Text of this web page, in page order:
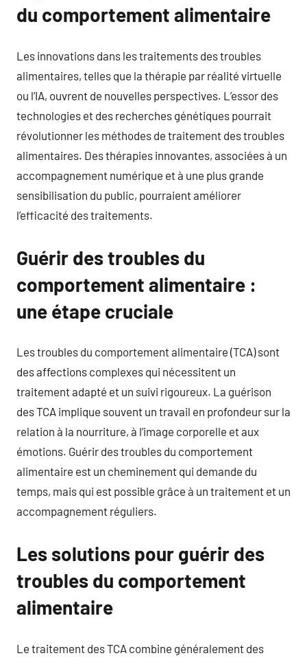
du comportement alimentaire
Les innovations dans les traitements des troubles
alimentaires, telles que la thérapie par réalité virtuelle
ou l’IA, ouvrent de nouvelles perspectives. L’essor des
technologies et des recherches génétiques pourrait
révolutionner les méthodes de traitement des troubles
alimentaires. Des thérapies innovantes, associées à un
accompagnement numérique et à une plus grande
sensibilisation du public, pourraient améliorer
l’efficacité des traitements.
Guérir des troubles du
comportement alimentaire :
une étape cruciale
Les troubles du comportement alimentaire (TCA) sont
des affections complexes qui nécessitent un
traitement adapté et un suivi rigoureux. La guérison
des TCA implique souvent un travail en profondeur sur la
relation à la nourriture, à l’image corporelle et aux
émotions. Guérir des troubles du comportement
alimentaire est un cheminement qui demande du
temps, mais qui est possible grâce à un traitement et un
accompagnement réguliers.
Les solutions pour guérir des
troubles du comportement
alimentaire
Le traitement des TCA combine généralement des